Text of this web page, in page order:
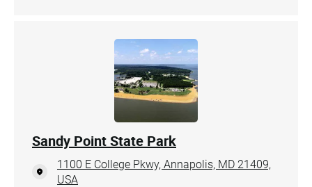
Sandy Point State Park
1100 E College Pkwy, Annapolis, MD 21409,
USA